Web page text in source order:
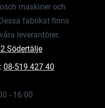
maskiner och
fabrikat finns
leverantörer.
Södertälje
08-519 427 40
- 16:00